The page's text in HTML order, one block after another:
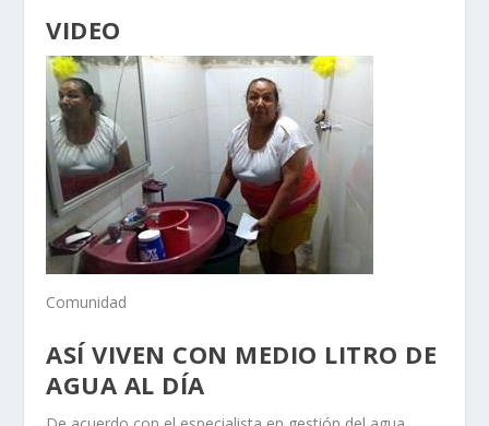
VIDEO
Comunidad
ASÍ VIVEN CON MEDIO LITRO DE
AGUA AL DÍA